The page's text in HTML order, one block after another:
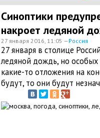
Синоптики
накроет ледяной
27 января 2016, 11:05 —Россия
27 января в столице
ледяной дождь, но особых
какие-то отложения на
будут, то они будут